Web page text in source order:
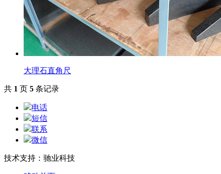
大理石直角尺
共 1 页 5 条记录
电话
短信
联系
微信
技术支持：驰业科技